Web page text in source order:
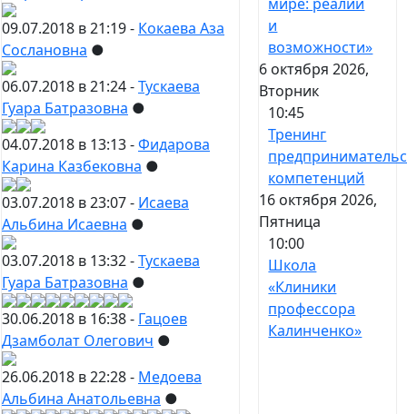
09.07.2018 в 21:19 - Кокаева Аза
Сослановна ●
06.07.2018 в 21:24 -Тускаева
Гуара Батразовна ●
04.07.2018 в 13:13 -Фидарова
Карина Казбековна ●
03.07.2018 в 23:07 - Исаева
Альбина Исаевна ●
03.07.2018 в 13:32 -Тускаева
Гуара Батразовна ●
30.06.2018 в 16:38 - Гацоев
Дзамболат Олегович ●
26.06.2018 в 22:28 - Медоева
Альбина Анатольевна ●
и
возможности»
6 октября 2026,
Вторник
10:45
Тренинг
компетенций
16 октября 2026,
Пятница
10:00
Школа
«Клиники
профессора
Калинченко»